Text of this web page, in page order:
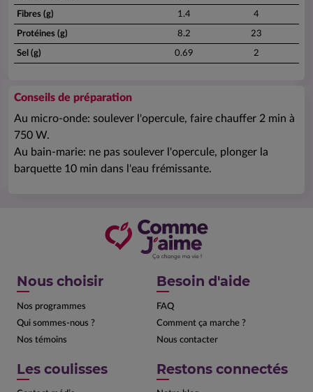
Fibres (g) 1.4 4
Protéines (g) 8.2 23
Sel (g) 0.69 2
Conseils de préparation
Au micro-onde: soulever l'opercule, faire chauffer 2 min à
750 W.
Au bain-marie: ne pas soulever l'opercule, plonger la
barquette 10 min dans l'eau frémissante.
Nous choisir
Nos programmes
Qui sommes-nous ?
Nos témoins
Besoin d'aide
FAQ
Comment ça marche ?
Nous contacter
Les coulisses Restons connectés